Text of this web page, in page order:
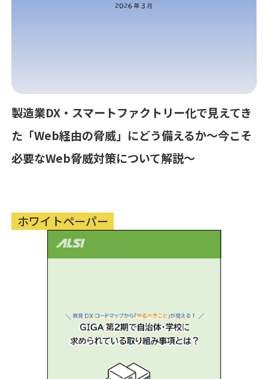
製造業DX・スマートファクトリー化で見えてき
た「Web経由の脅威」にどう備えるか～今こそ
必要なWeb脅威対策について解説～
ホワイトペーパー